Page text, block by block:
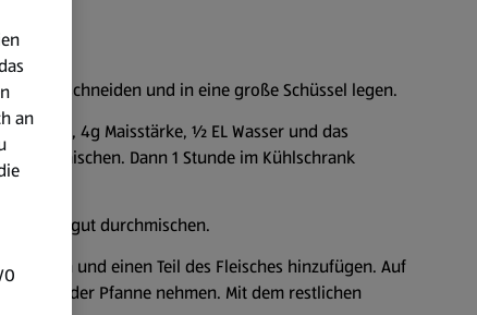
Fasern schneiden und in eine große Schüssel legen.
4g Maisstärke, ½ EL Wasser und das
durchmischen. Dann 1 Stunde im Kühlschrank
und gut durchmischen.
erhitzen und einen Teil des Fleisches hinzufügen. Auf
aus der Pfanne nehmen. Mit dem restlichen
an